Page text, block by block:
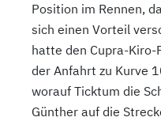
Position im Rennen,
sich einen Vorteil
hatte den Cupra-
der Anfahrt zu Kurve
worauf Ticktum die
Günther auf die